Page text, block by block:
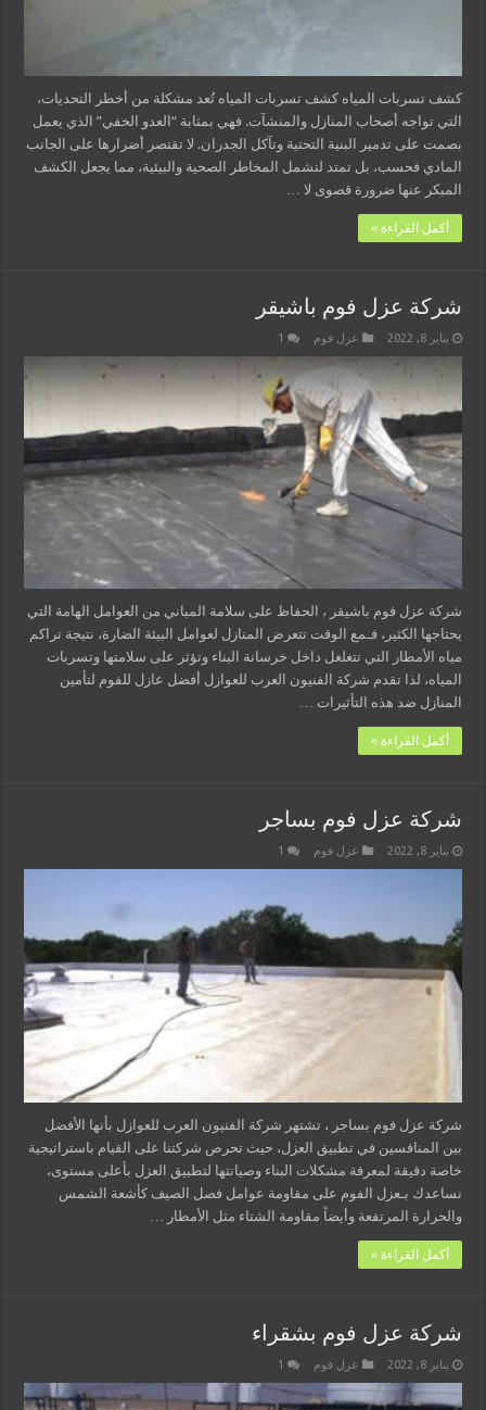
كشف تسربات المياه كشف تسربات المياه تُعد مشكلة من أخطر التحديات،
التي تواجه أصحاب المنازل والمنشآت. فهي بمثابة “العدو الخفي” الذي يعمل
بصمت على تدمير البنية التحتية وتآكل الجدران. لا تقتصر أضرارها على الجانب
المادي فحسب، بل تمتد لتشمل المخاطر الصحية والبيئية، مما يجعل الكشف
المبكر عنها ضرورة قصوى لا …
أكمل القراءة »
شركة عزل فوم باشيقر
يناير 8, 2022 عزل فوم 1
شركة عزل فوم باشيقر ، الحفاظ على سلامة المباني من العوامل الهامة التي
يحتاجها الكثير، فـمع الوقت تتعرض المنازل لعوامل البيئة الضارة، نتيجة تراكم
مياه الأمطار التي تتغلغل داخل خرسانة البناء وتؤثر على سلامتها وتسربات
المياه، لذا تقدم شركة الفنيون العرب للعوازل أفضل عازل للفوم لتأمين
المنازل ضد هذه التأثيرات …
أكمل القراءة »
شركة عزل فوم بساجر
يناير 8, 2022 عزل فوم 1
شركة عزل فوم بساجر ، تشتهر شركة الفنيون العرب للعوازل بأنها الأفضل
بين المنافسين في تطبيق العزل، حيث تحرص شركتنا على القيام باستراتيجية
خاصة دقيقة لمعرفة مشكلات البناء وصيانتها لتطبيق العزل بأعلى مستوى،
نساعدك بـعزل الفوم على مقاومة عوامل فصل الصيف كأشعة الشمس
والحرارة المرتفعة وأيضاً مقاومة الشتاء مثل الأمطار …
أكمل القراءة »
شركة عزل فوم بشقراء
يناير 8, 2022 عزل فوم 1